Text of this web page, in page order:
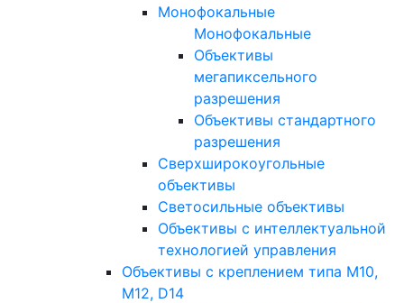
Монофокальные
Монофокальные
Объективы
мегапиксельного
разрешения
Объективы стандартного
разрешения
Сверхширокоугольные
объективы
Светосильные объективы
Объективы с интеллектуальной
технологией управления
Объективы с креплением типа M10,
M12, D14